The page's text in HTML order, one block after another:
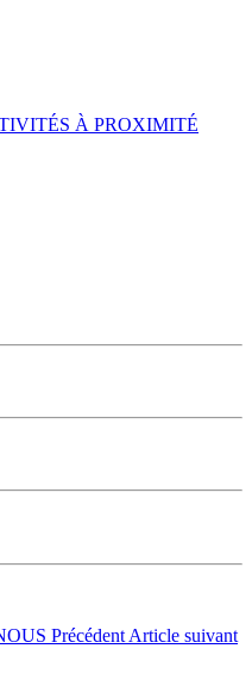
À PROXIMITÉ
Précédent Article suivant